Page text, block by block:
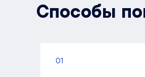
Способы
01